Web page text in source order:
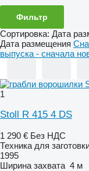
Фильтр
Сортировка: Дата
Дата размещения
выпуска - сначала
1
Stoll R 415 4 DS
1 290 € Без НДС
Техника для
1995
Ширина захвата 4 м